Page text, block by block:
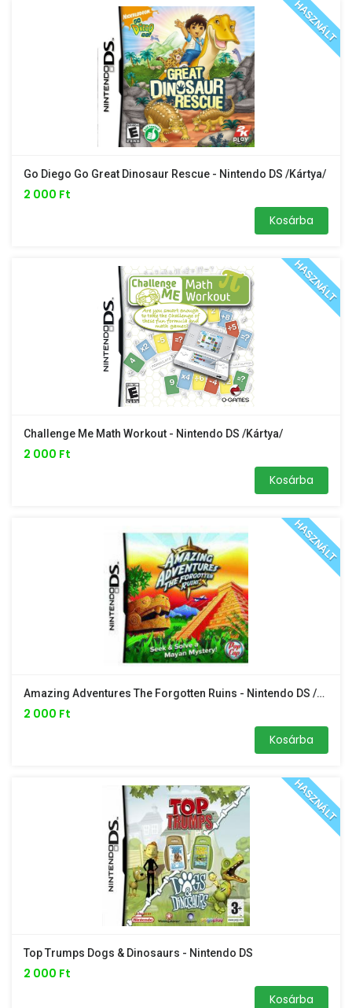
HASZNÁLT
Go Diego Go Great Dinosaur Rescue - Nintendo DS /kártya/
2 000 Ft
Kosárba
HASZNÁLT
Challenge Me Math Workout - Nintendo DS /kártya/
2 000 Ft
Kosárba
HASZNÁLT
Amazing Adventures The Forgotten Ruins - Nintendo DS /kártya/
2 000 Ft
Kosárba
HASZNÁLT
Top Trumps Dogs & Dinosaurs - Nintendo DS
2 000 Ft
Kosárba